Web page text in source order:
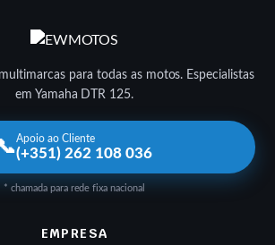
para todas as motos. Especialistas
em Yamaha DTR 125.
Apoio ao Cliente
(+351) 262 108 036
* chamada para rede fixa nacional
EMPRESA